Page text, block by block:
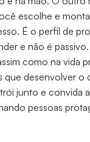
escolhe e
É o perfil de
e não é passivo.
como na vida
que desenvolver o
junto e convida
pessoas